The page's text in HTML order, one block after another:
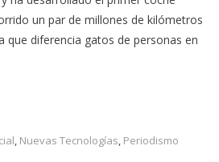
un par de millones de kilómetros
que diferencia gatos de personas en
, Nuevas Tecnologías, Periodismo